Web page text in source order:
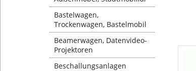
Bastelwagen,
Trockenwagen, Bastelmobil
Beamerwagen, Datenvideo-
Projektoren
Beschallungsanlagen